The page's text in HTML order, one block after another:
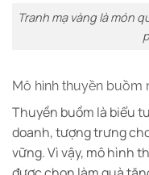
Tranh mạ vàng là món
Mô hình thuyền buồm
Thuyền buồm là biểu
doanh, tượng trưng
vững. Vì vậy, mô hình